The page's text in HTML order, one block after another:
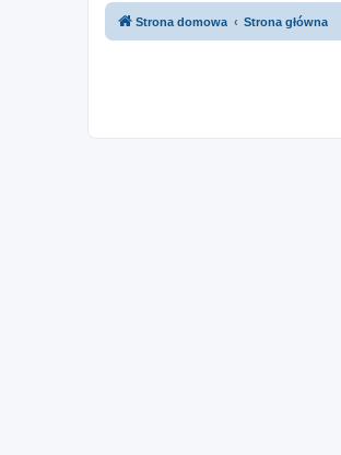
Strona domowa Strona główna